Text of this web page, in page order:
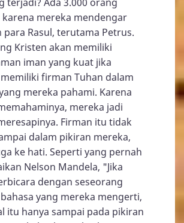
mereka mendengar
para Rasul, terutama Petrus.
Kristen akan memiliki
iman yang kuat jika
firman Tuhan dalam
mereka pahami. Karena
mereka jadi
Firman itu tidak
dalam pikiran mereka,
ke hati. Seperti yang pernah
Nelson Mandela, "Jika
dengan seseorang
yang mereka mengerti,
itu hanya sampai pada pikiran